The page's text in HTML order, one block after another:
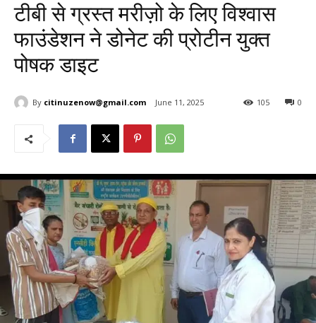
टीबी से ग्रस्त मरीज़ो के लिए विश्वास
फाउंडेशन ने डोनेट की प्रोटीन युक्त
पोषक डाइट
By citinuzenow@gmail.com June 11, 2025 0
105